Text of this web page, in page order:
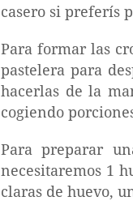
casero si preferís
Para formar las
pastelera para
hacerlas de la
cogiendo
Para preparar
necesitaremos 1
claras de huevo,